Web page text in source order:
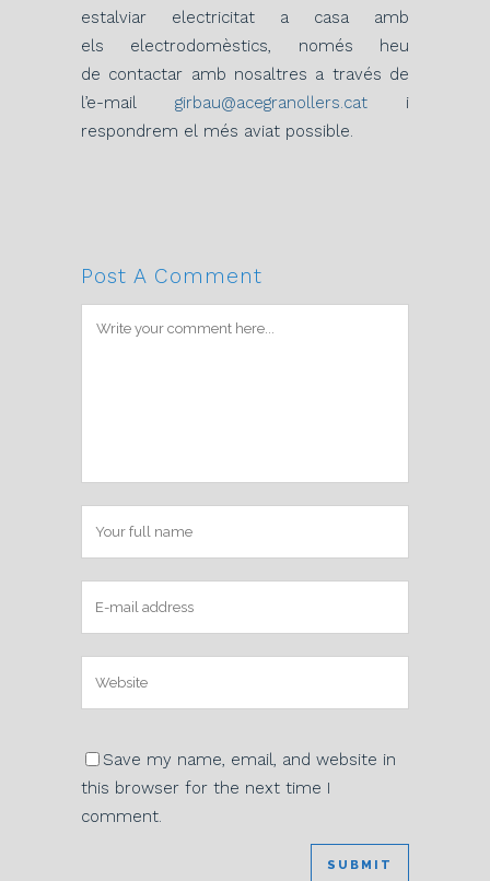
estalviar electricitat a casa amb
els electrodomèstics, només heu
de contactar amb nosaltres a través de
l’e-mail girbau@acegranollers.cat i
respondrem el més aviat possible.
Post A Comment
Save my name, email, and website in
this browser for the next time I
comment.